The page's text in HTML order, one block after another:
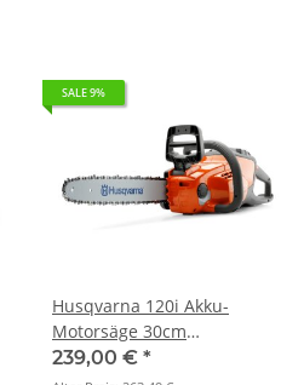
SALE 9%
Husqvarna 120i Akku-
Motorsäge 30cm
(Grundgerät)
239,00 € *